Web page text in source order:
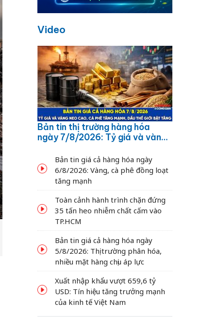
Video
Bản tin thị trường hàng hóa
ngày 7/8/2026: Tỷ giá và vàng
dầu thế giới bật tăng
Bản tin giá cả hàng hóa ngày
6/8/2026: Vàng, cà phê đồng loạt
tăng mạnh
Toàn cảnh hành trình chặn đứng
35 tấn heo nhiễm chất cấm vào
TP.HCM
Bản tin giá cả hàng hóa ngày
5/8/2026: Thị trường phân hóa,
nhiều mặt hàng chịu áp lực
Xuất nhập khẩu vượt 659,6 tỷ
USD: Tín hiệu tăng trưởng mạnh
của kinh tế Việt Nam